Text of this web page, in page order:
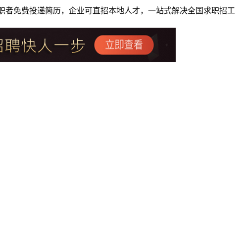
免费投递简历，企业可直招本地人才，一站式解决全国求职招工